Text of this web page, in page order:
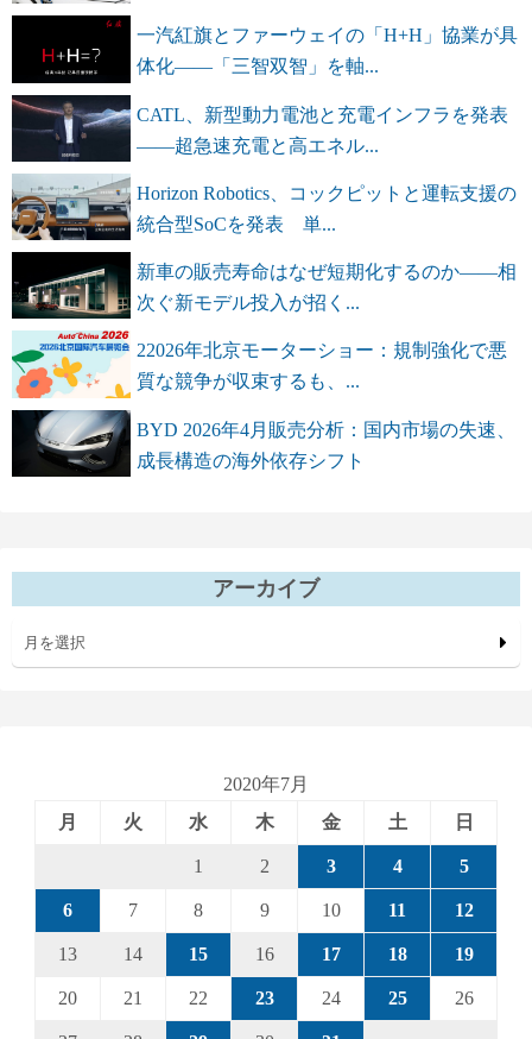
一汽紅旗とファーウェイの「H+H」協業が具
体化――「三智双智」を軸...
CATL、新型動力電池と充電インフラを発表
――超急速充電と高エネル...
Horizon Robotics、コックピットと運転支援の
統合型SoCを発表 単...
新車の販売寿命はなぜ短期化するのか――相
次ぐ新モデル投入が招く...
22026年北京モーターショー：規制強化で悪
質な競争が収束するも、...
BYD 2026年4月販売分析：国内市場の失速、
成長構造の海外依存シフト
アーカイブ
月を選択
2020年7月
月
火 水 木 金 土 日
1 2 3 4 5
6 7 8 9 10 11 12
13 14 15 16 17 18 19
20 21 22 23 24 25 26